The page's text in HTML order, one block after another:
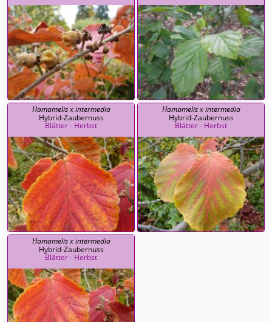
Hamamelis x intermedia
Hybrid-Zaubernuss
Blätter - Herbst
Hamamelis x intermedia
Hybrid-Zaubernuss
Blätter - Herbst
Hamamelis x intermedia
Hybrid-Zaubernuss
Blätter - Herbst